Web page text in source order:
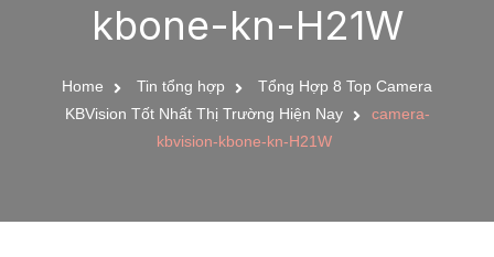
kbone-kn-H21W
Home Tin tổng hợp
Tổng Hợp 8 Top Camera
KBVision Tốt Nhất Thị Trường Hiện Nay
camera-
kbvision-kbone-kn-H21W